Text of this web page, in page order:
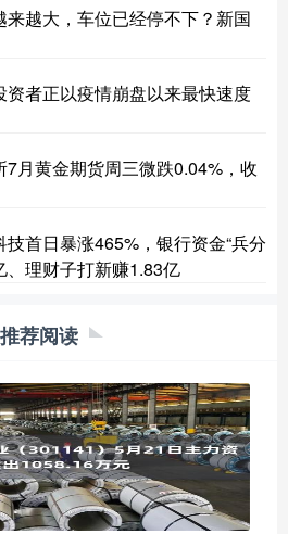
越大，车位已经停不下？新国
者正以疫情崩盘以来最快速度
月黄金期货周三微跌0.04%，收
首日暴涨465%，银行资金“兵分
、理财子打新赚1.83亿
推荐阅读